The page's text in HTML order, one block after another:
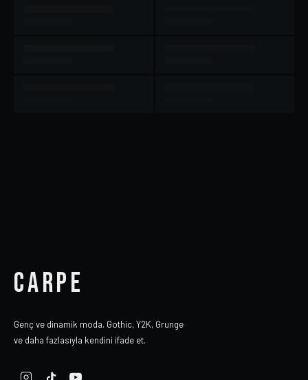
CARPE
Genç ve dinamik moda. Gothic, Y2K, Grunge
ve daha fazlasıyla kendini ifade et.